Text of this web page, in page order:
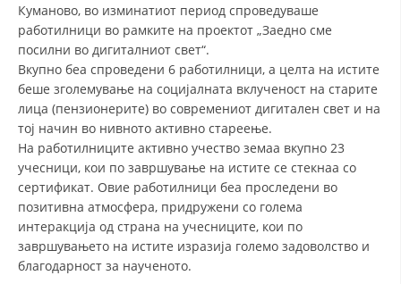
ЗАКОН ЗА ЦКРМ
СТАТУТ НА ЦКРМ
ОРГАНИЗАЦИЈА И РАЗВОЈ
РАКОВОДЕН ОДБОР
СТРУКТУРА И ОРГАНИЗАЦИОНА ПОСТАВЕНОСТ
Куманово, во изминатиот период спроведуваше
работилници во рамките на проектот „Заедно сме
посилни во дигиталниот свет“.
Вкупно беа спроведени 6 работилници, а целта на истите
беше зголемување на социјалната вклученост на старите
лица (пензионерите) во современиот дигитален свет и на
тој начин во нивното активно стареење.
На работилниците активно учество земаа вкупно 23
учесници, кои по завршување на истите се стекнаа со
сертификат. Овие работилници беа проследени во
позитивна атмосфера, придружени со голема
интеракција од страна на учесниците, кои по
завршувањето на истите изразија големо задоволство и
благодарност за наученото.